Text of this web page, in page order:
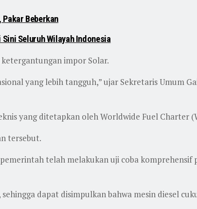
Beberkan
Seluruh Wilayah Indonesia
impor Solar.
yang lebih tangguh,” ujar Sekretaris Umum
yang ditetapkan oleh Worldwide Fuel Charter
tersebut.
telah melakukan uji coba komprehensif
dapat disimpulkan bahwa mesin diesel